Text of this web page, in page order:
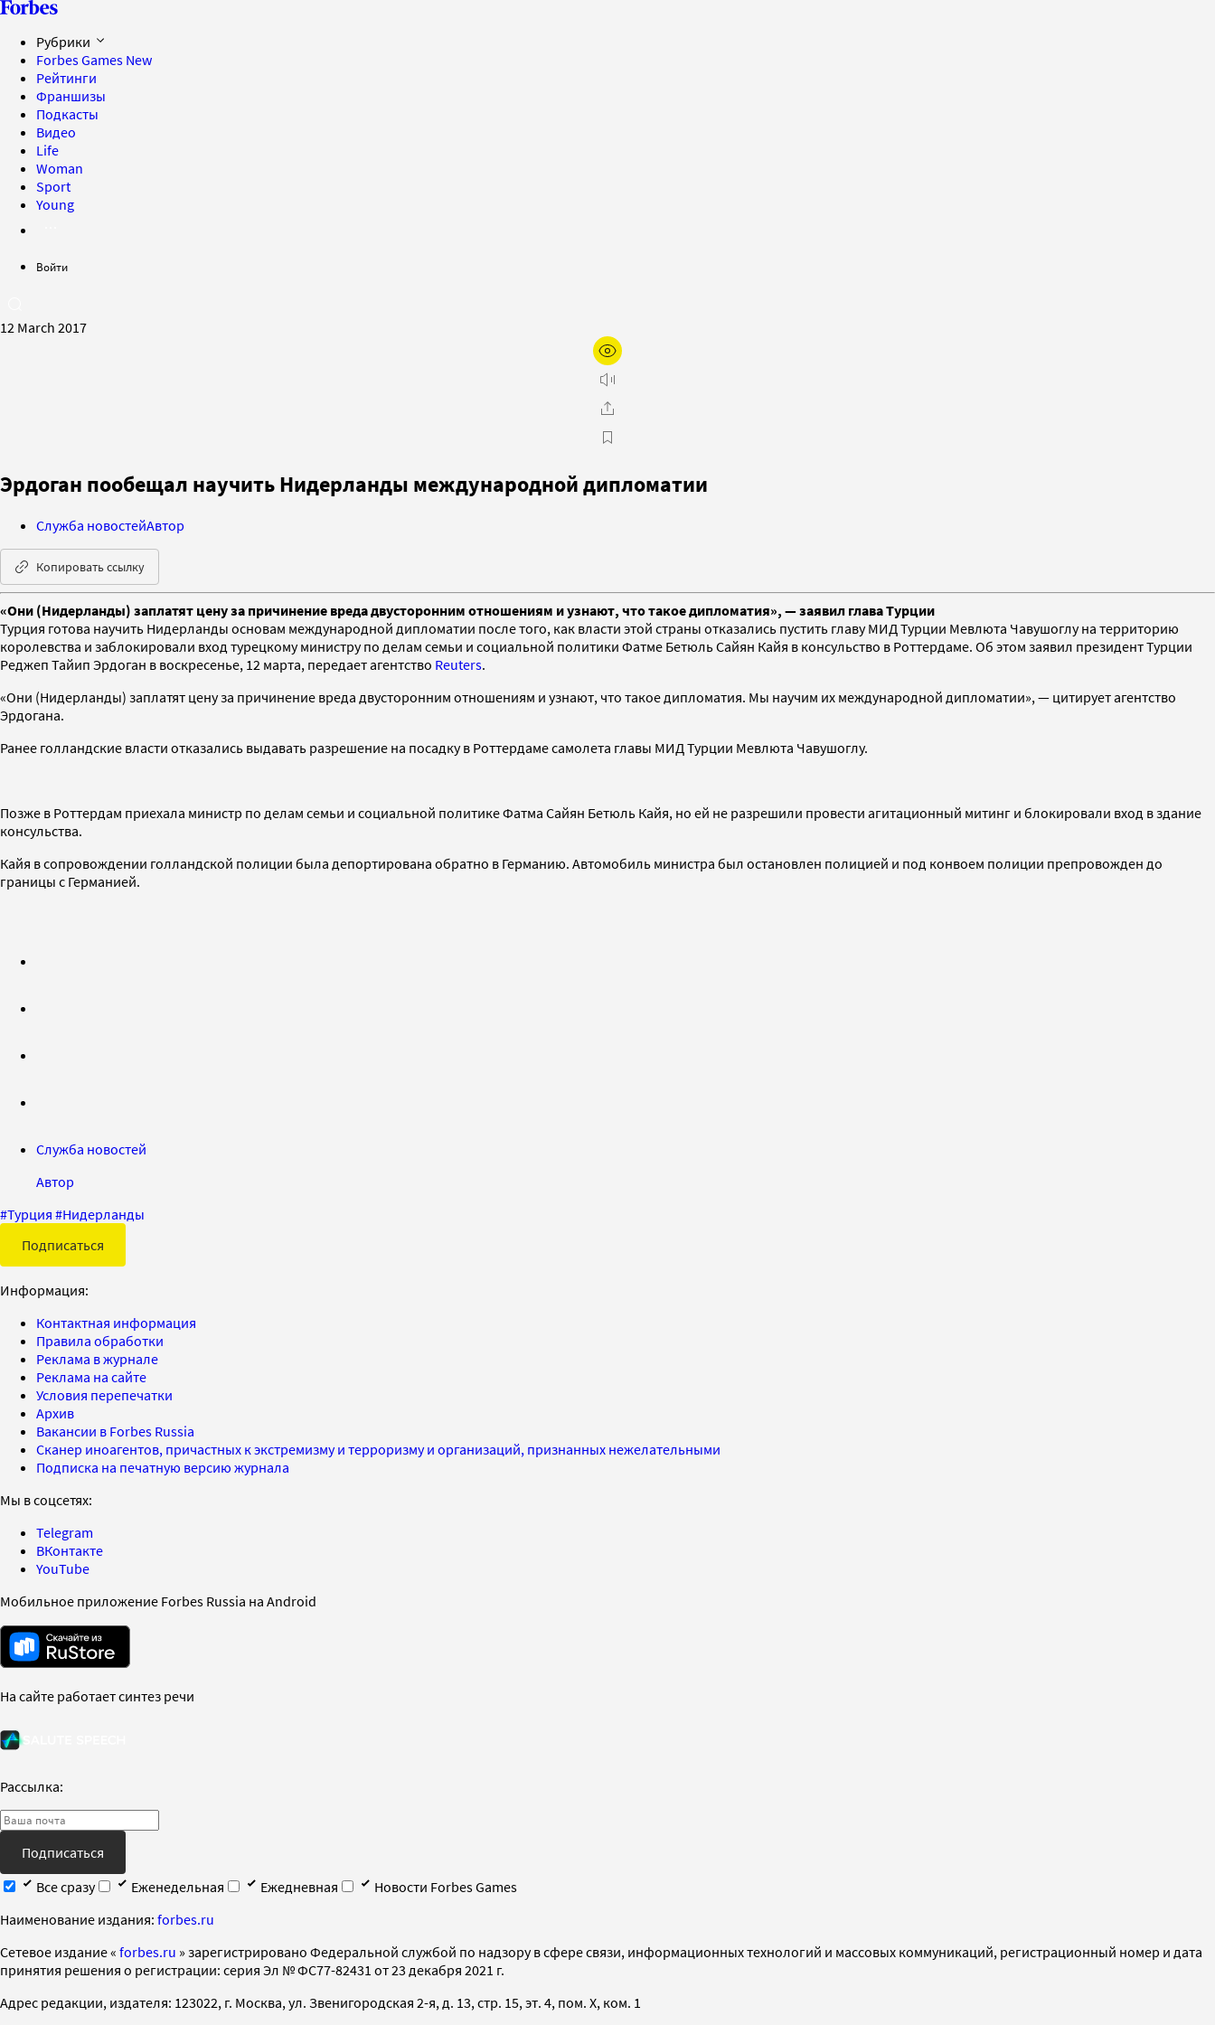
Рубрики
Forbes Games New
Рейтинги
Франшизы
Подкасты
Видео
Life
Woman
Sport
Young
Войти
12 March 2017
Эрдоган пообещал научить Нидерланды международной дипломатии
Служба новостейАвтор
Копировать ссылку
«Они (Нидерланды) заплатят цену за причинение вреда двусторонним отношениям и узнают, что такое дипломатия», — заявил глава Турции
Турция готова научить Нидерланды основам международной дипломатии после того, как власти этой страны отказались пустить главу МИД Турции Мевлюта Чавушоглу на территорию
королевства и заблокировали вход турецкому министру по делам семьи и социальной политики Фатме Бетюль Сайян Кайя в консульство в Роттердаме. Об этом заявил президент Турции
Реджеп Тайип Эрдоган в воскресенье, 12 марта, передает агентство Reuters.
«Они (Нидерланды) заплатят цену за причинение вреда двусторонним отношениям и узнают, что такое дипломатия. Мы научим их международной дипломатии», — цитирует агентство
Эрдогана.
Ранее голландские власти отказались выдавать разрешение на посадку в Роттердаме самолета главы МИД Турции Мевлюта Чавушоглу.
Позже в Роттердам приехала министр по делам семьи и социальной политике Фатма Сайян Бетюль Кайя, но ей не разрешили провести агитационный митинг и блокировали вход в здание
консульства.
Кайя в сопровождении голландской полиции была депортирована обратно в Германию. Автомобиль министра был остановлен полицией и под конвоем полиции препровожден до
границы с Германией.
Служба новостей
Автор
#Турция #Нидерланды
Подписаться
Информация:
Контактная информация
Правила обработки
Реклама в журнале
Реклама на сайте
Условия перепечатки
Архив
Вакансии в Forbes Russia
Сканер иноагентов, причастных к экстремизму и терроризму и организаций, признанных нежелательными
Подписка на печатную версию журнала
Мы в соцсетях:
Telegram
ВКонтакте
YouTube
Мобильное приложение Forbes Russia на Android
На сайте работает синтез речи
Рассылка:
Подписаться
Все сразу
Еженедельная Ежедневная
Новости Forbes Games
Наименование издания: forbes.ru
Cетевое издание « forbes.ru » зарегистрировано Федеральной службой по надзору в сфере связи, информационных технологий и массовых коммуникаций, регистрационный номер и дата
принятия решения о регистрации: серия Эл № ФС77-82431 от 23 декабря 2021 г.
Адрес редакции, издателя: 123022, г. Москва, ул. Звенигородская 2-я, д. 13, стр. 15, эт. 4, пом. X, ком. 1